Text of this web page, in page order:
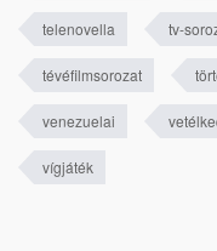
telenovella tv-
tévéfilmsorozat
venezuelai
vígjáték